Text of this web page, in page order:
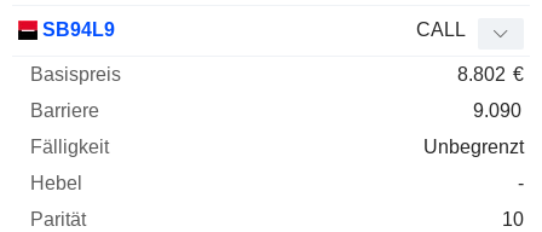
SB94L9 CALL
8.802 €
9.090
Unbegrenzt
-
10